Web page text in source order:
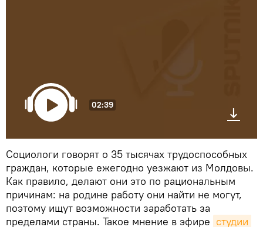
02:39
Социологи говорят о 35 тысячах трудоспособных
граждан, которые ежегодно уезжают из Молдовы.
Как правило, делают они это по рациональным
причинам: на родине работу они найти не могут,
поэтому ищут возможности заработать за
пределами страны. Такое мнение в эфире студии